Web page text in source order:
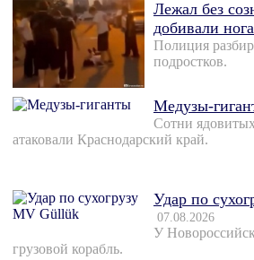
Лежал без
добивали
Полиция
подростков.
Медузы-
Сотни
атаковали Краснодарский край.
Удар по
07.08.2026
У
грузовой корабль.